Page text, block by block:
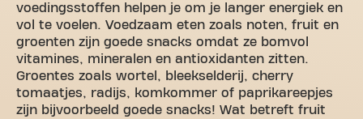
voedingsstoffen helpen je om je langer energiek en
vol te voelen. Voedzaam eten zoals noten, fruit en
groenten zijn goede snacks omdat ze bomvol
vitamines, mineralen en antioxidanten zitten.
Groentes zoals wortel, bleekselderij, cherry
tomaatjes, radijs, komkommer of paprikareepjes
zijn bijvoorbeeld goede snacks! Wat betreft fruit